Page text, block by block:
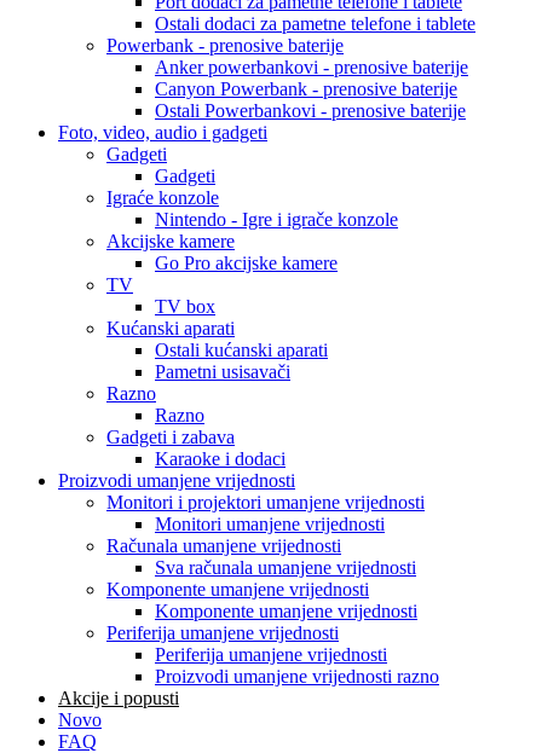
Ostali dodaci za pametne telefone i tablete
Powerbank - prenosive baterije
Anker powerbankovi - prenosive baterije
Canyon Powerbank - prenosive baterije
Ostali Powerbankovi - prenosive baterije
Foto, video, audio i gadgeti
Gadgeti
Gadgeti
Igraće konzole
Nintendo - Igre i igrače konzole
Akcijske kamere
Go Pro akcijske kamere
TV
TV box
Kućanski aparati
Ostali kućanski aparati
Pametni usisavači
Razno
Razno
Gadgeti i zabava
Karaoke i dodaci
Proizvodi umanjene vrijednosti
Monitori i projektori umanjene vrijednosti
Monitori umanjene vrijednosti
Računala umanjene vrijednosti
Sva računala umanjene vrijednosti
Komponente umanjene vrijednosti
Komponente umanjene vrijednosti
Periferija umanjene vrijednosti
Periferija umanjene vrijednosti
Proizvodi umanjene vrijednosti razno
Akcije i popusti
Novo
FAQ